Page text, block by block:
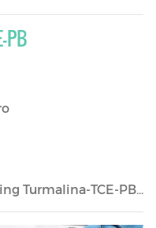
PB
Turmalina-TCE-PB...